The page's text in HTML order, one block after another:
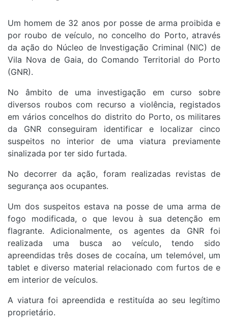
Um homem de 32 anos por posse de arma proibida e
por roubo de veículo, no concelho do Porto, através
da ação do Núcleo de Investigação Criminal (NIC) de
Vila Nova de Gaia, do Comando Territorial do Porto
(GNR).
No âmbito de uma investigação em curso sobre
diversos roubos com recurso a violência, registados
em vários concelhos do distrito do Porto, os militares
da GNR conseguiram identificar e localizar cinco
suspeitos no interior de uma viatura previamente
sinalizada por ter sido furtada.
No decorrer da ação, foram realizadas revistas de
segurança aos ocupantes.
Um dos suspeitos estava na posse de uma arma de
fogo modificada, o que levou à sua detenção em
flagrante. Adicionalmente, os agentes da GNR foi
realizada uma busca ao veículo, tendo sido
apreendidas três doses de cocaína, um telemóvel, um
tablet e diverso material relacionado com furtos de e
em interior de veículos.
A viatura foi apreendida e restituída ao seu legítimo
proprietário.